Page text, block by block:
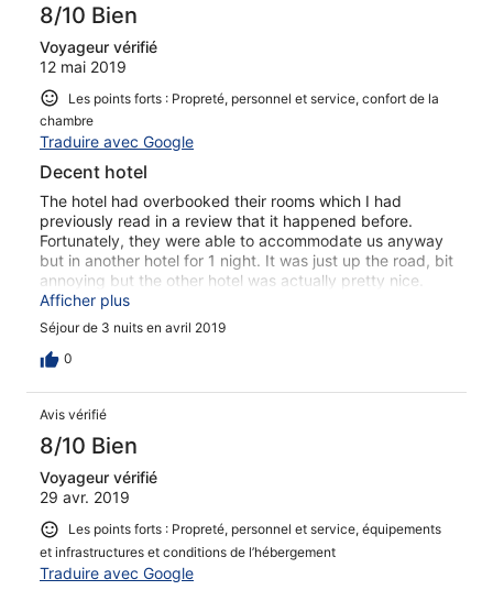
8/10 Bien
Voyageur vérifié
12 mai 2019
Les points forts : Propreté, personnel et service, confort de la
chambre
Traduire avec Google
Decent hotel
The hotel had overbooked their rooms which I had
previously read in a review that it happened before.
Fortunately, they were able to accommodate us anyway
but in another hotel for 1 night. It was just up the road, bit
annoying but the other hotel was actually pretty nice.
Other than that, it was a pleasant stay for the price.
Breakfast was actually pretty good. Juice, bread and
eggs. The room we were eventually given was spacious
but the Aircon didn't really work and it was hot, it was
each floor. WiFi sucked.
Afficher plus
Séjour de 3 nuits en avril 2019
0
Avis vérifié
8/10 Bien
Voyageur vérifié
29 avr. 2019
Les points forts : Propreté, personnel et service, équipements
et infrastructures et conditions de l’hébergement
Traduire avec Google